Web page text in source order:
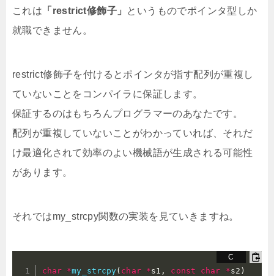
これは 「restrict修飾子」 というものでポインタ型しか
就職できません。
restrict修飾子を付けるとポインタが指す配列が重複し
ていないことをコンパイラに保証します。
保証するのはもちろんプログラマーのあなたです。
配列が重複していないことがわかっていれば、それだ
け最適化されて効率のよい機械語が生成される可能性
があります。
それではmy_strcpy関数の実装を見ていきますね。
char *my_strcpy( char *s1 , const char *s2 )